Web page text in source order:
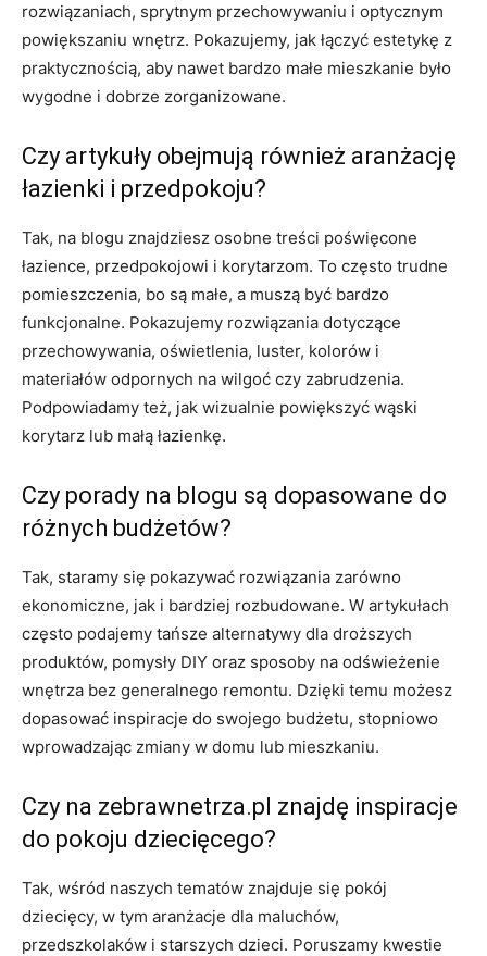
rozwiązaniach, sprytnym przechowywaniu i optycznym
powiększaniu wnętrz. Pokazujemy, jak łączyć estetykę z
praktycznością, aby nawet bardzo małe mieszkanie było
wygodne i dobrze zorganizowane.
Czy artykuły obejmują również aranżację
łazienki i przedpokoju?
Tak, na blogu znajdziesz osobne treści poświęcone
łazience, przedpokojowi i korytarzom. To często trudne
pomieszczenia, bo są małe, a muszą być bardzo
funkcjonalne. Pokazujemy rozwiązania dotyczące
przechowywania, oświetlenia, luster, kolorów i
materiałów odpornych na wilgoć czy zabrudzenia.
Podpowiadamy też, jak wizualnie powiększyć wąski
korytarz lub małą łazienkę.
Czy porady na blogu są dopasowane do
różnych budżetów?
Tak, staramy się pokazywać rozwiązania zarówno
ekonomiczne, jak i bardziej rozbudowane. W artykułach
często podajemy tańsze alternatywy dla droższych
produktów, pomysły DIY oraz sposoby na odświeżenie
wnętrza bez generalnego remontu. Dzięki temu możesz
dopasować inspiracje do swojego budżetu, stopniowo
wprowadzając zmiany w domu lub mieszkaniu.
Czy na zebrawnetrza.pl znajdę inspiracje
do pokoju dziecięcego?
Tak, wśród naszych tematów znajduje się pokój
dziecięcy, w tym aranżacje dla maluchów,
przedszkolaków i starszych dzieci. Poruszamy kwestie